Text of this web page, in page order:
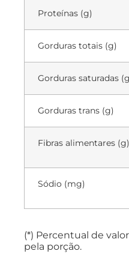
Proteínas (g)
Gorduras totais (g)
Gorduras saturadas
Gorduras trans (g)
Fibras alimentares (g)
Sódio (mg)
(*) Percentual de
pela porção.